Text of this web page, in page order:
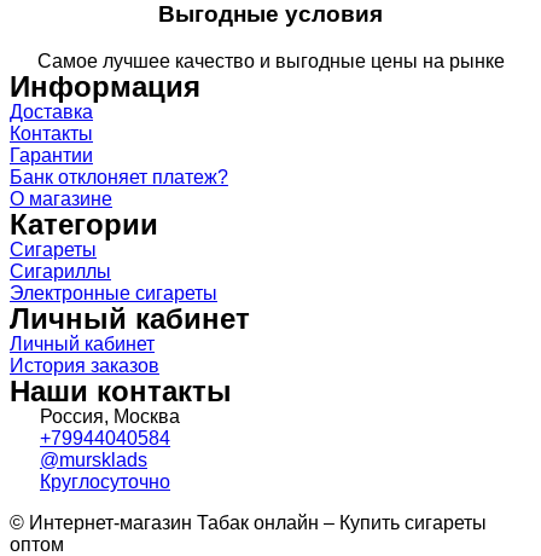
Выгодные условия
Самое лучшее качество и выгодные цены на рынке
Информация
Доставка
Контакты
Гарантии
Банк отклоняет платеж?
О магазине
Категории
Сигареты
Сигариллы
Электронные сигареты
Личный кабинет
Личный кабинет
История заказов
Наши контакты
Россия, Москва
+79944040584
@mursklads
Круглосуточно
© Интернет-магазин Табак онлайн – Купить сигареты
оптом